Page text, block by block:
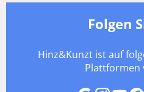
Folgen
Hinz&Kunzt ist auf
Plattformen